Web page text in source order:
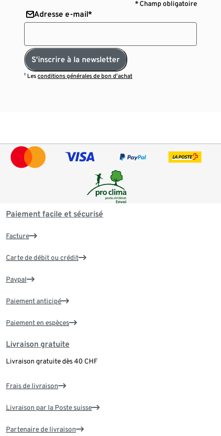
* Champ obligatoire
Adresse e-mail*
S'inscrire à la newsletter
¹ Lesconditions générales de bon d’achat
Paiement facile et sécurisé
Facture
Carte de débit ou crédit
Paypal
Paiement anticipé
Paiement en espèces
Livraison gratuite
Livraison gratuite dès 40 CHF
Frais de livraison
Livraison par la Poste suisse
Partenaire de livraison